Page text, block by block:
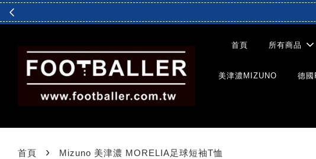
首頁 所有商品
美津濃MIZUNO 德國
首頁 › Mizuno 美津濃 MORELIA足球短袖T恤